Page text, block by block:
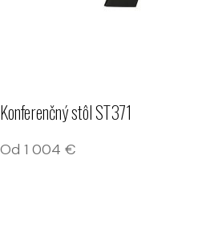
Konferenčný stôl ST371
Od 1 004 €